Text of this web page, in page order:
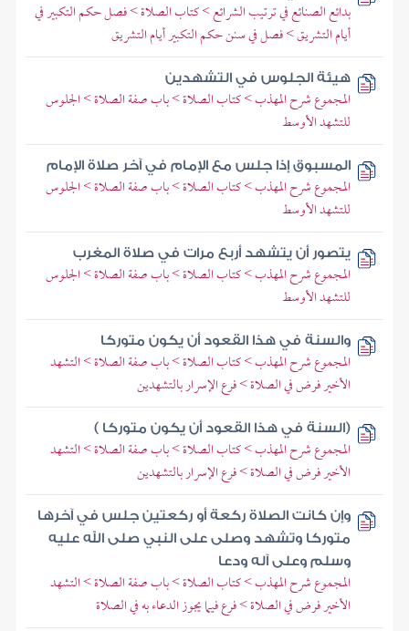
بدائع الصنائع في ترتيب الشرائع > كتاب الصلاة > فصل حكم التكبير في
أيام التشريق > فصل في سنن حكم التكبير أيام التشريق
هيئة الجلوس في التشهدين
المجموع شرح المهذب > كتاب الصلاة > باب صفة الصلاة > الجلوس
للتشهد الأوسط
المسبوق إذا جلس مع الإمام في آخر صلاة الإمام
المجموع شرح المهذب > كتاب الصلاة > باب صفة الصلاة > الجلوس
للتشهد الأوسط
يتصور أن يتشهد أربع مرات في صلاة المغرب
المجموع شرح المهذب > كتاب الصلاة > باب صفة الصلاة > الجلوس
للتشهد الأوسط
والسنة في هذا القعود أن يكون متوركا
المجموع شرح المهذب > كتاب الصلاة > باب صفة الصلاة > التشهد
الأخير فرض في الصلاة > فرع الإسرار بالتشهدين
(السنة في هذا القعود أن يكون متوركا )
المجموع شرح المهذب > كتاب الصلاة > باب صفة الصلاة > التشهد
الأخير فرض في الصلاة > فرع الإسرار بالتشهدين
وإن كانت الصلاة ركعة أو ركعتين جلس في آخرها
متوركا وتشهد وصلى على النبي صلى الله عليه
وسلم وعلى آله ودعا
المجموع شرح المهذب > كتاب الصلاة > باب صفة الصلاة > التشهد
الأخير فرض في الصلاة > فرع فيما يجوز الدعاء به في الصلاة